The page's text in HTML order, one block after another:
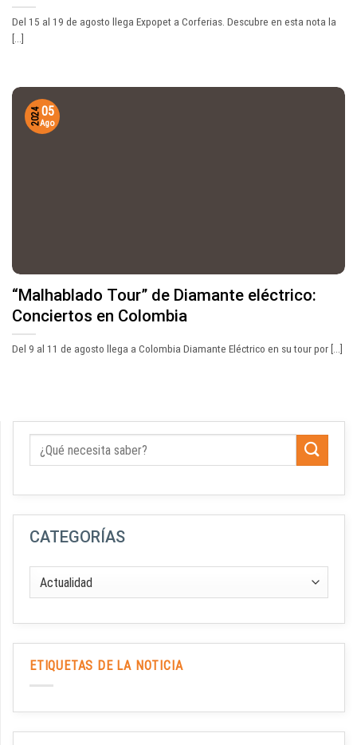
Del 15 al 19 de agosto llega Expopet a Corferias. Descubre en esta nota la
[...]
“Malhablado Tour” de Diamante eléctrico:
Conciertos en Colombia
Del 9 al 11 de agosto llega a Colombia Diamante Eléctrico en su tour por [...]
05
Ago
2024
CATEGORÍAS
ETIQUETAS DE LA NOTICIA